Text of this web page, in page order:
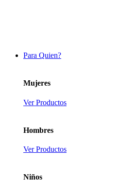
Para Quien?
Mujeres
Ver Productos
Hombres
Ver Productos
Niños